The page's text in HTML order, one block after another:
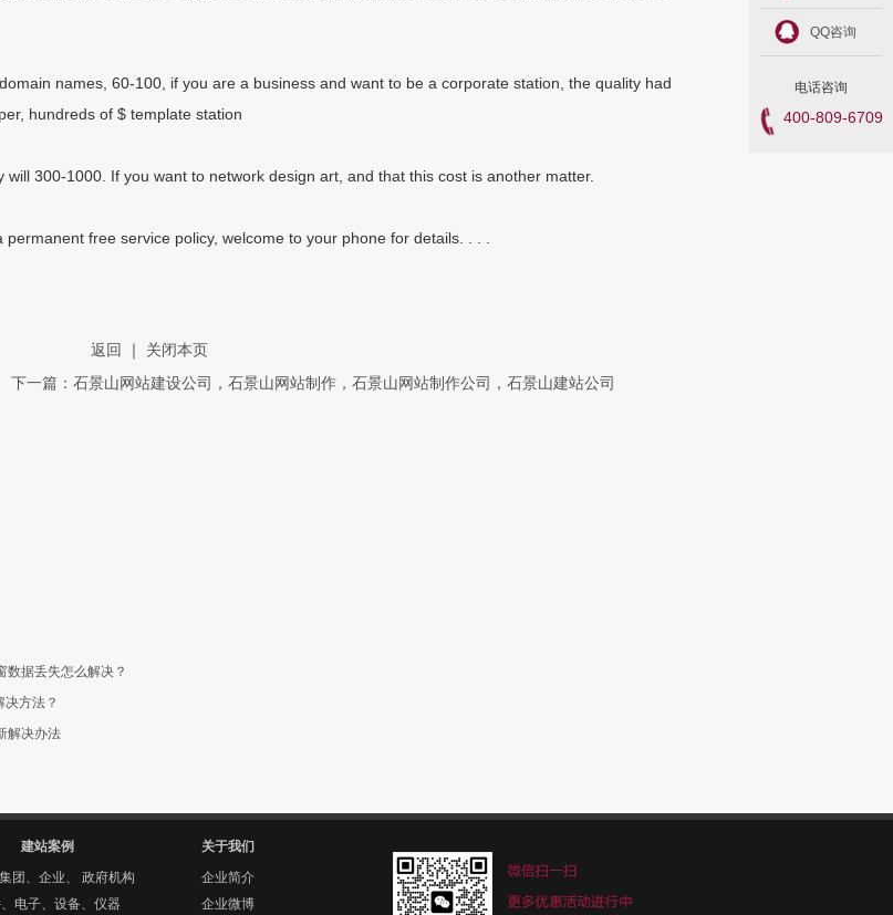
names, 60-100, if you are a business and want to be a corporate station, the quality had
hundreds of $ template station
300-1000. If you want to network design art, and that this cost is another matter.
free service policy, welcome to your phone for details. . . .
返回 ｜ 关闭本页
下一篇：石景山网站建设公司，石景山网站制作，石景山网站制作公司，石景山建站公司
据丢失怎么解决？
方法？
解决办法
建站案例
团、企业、 政府机构
电子、设备、仪器
关于我们
企业简介
企业微博
QQ咨询
电话咨询
400-809-6709